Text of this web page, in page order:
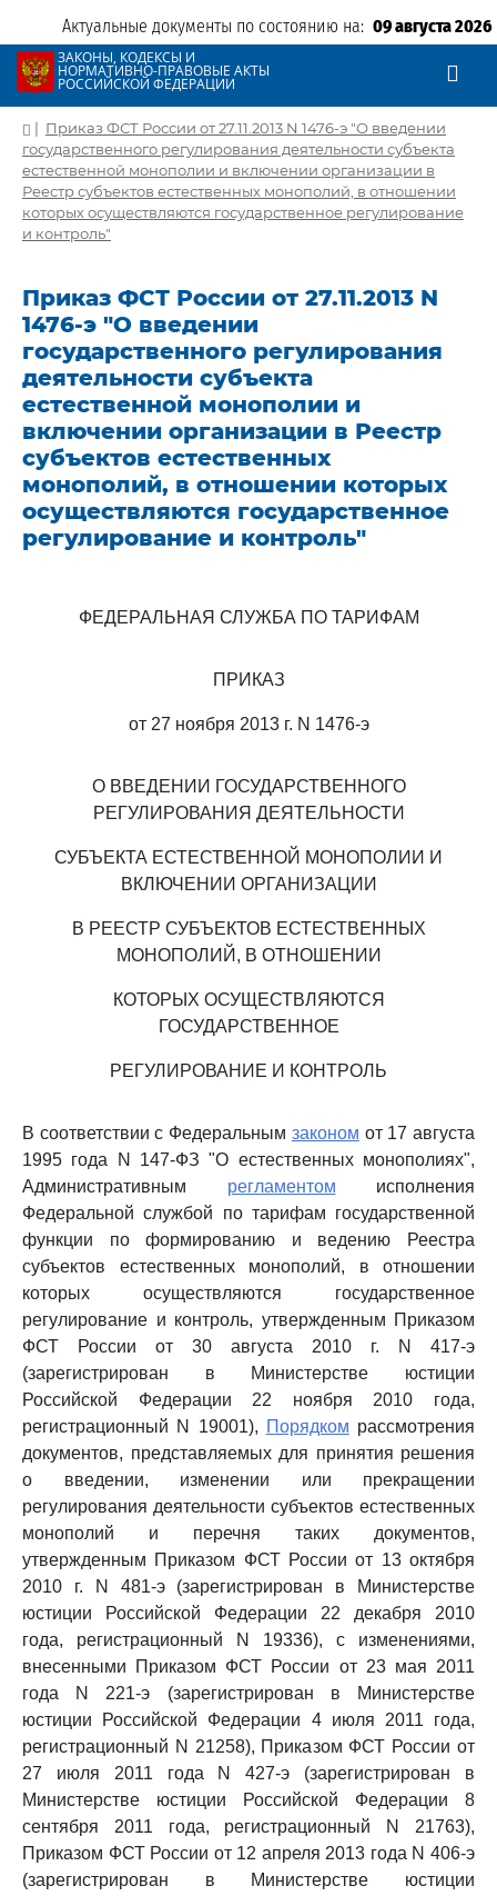
Актуальные документы по состоянию на: 09 августа 2026
ЗАКОНЫ, КОДЕКСЫ И
НОРМАТИВНО-ПРАВОВЫЕ АКТЫ
РОССИЙСКОЙ ФЕДЕРАЦИИ
| Приказ ФСТ России от 27.11.2013 N 1476-э "О введении
государственного регулирования деятельности субъекта
естественной монополии и включении организации в
Реестр субъектов естественных монополий, в отношении
которых осуществляются государственное регулирование
и контроль"
Приказ ФСТ России от 27.11.2013 N
1476-э "О введении
государственного регулирования
деятельности субъекта
естественной монополии и
включении организации в Реестр
субъектов естественных
монополий, в отношении которых
осуществляются государственное
регулирование и контроль"
ФЕДЕРАЛЬНАЯ СЛУЖБА ПО ТАРИФАМ
ПРИКАЗ
от 27 ноября 2013 г. N 1476-э
О ВВЕДЕНИИ ГОСУДАРСТВЕННОГО
РЕГУЛИРОВАНИЯ ДЕЯТЕЛЬНОСТИ
СУБЪЕКТА ЕСТЕСТВЕННОЙ МОНОПОЛИИ И
ВКЛЮЧЕНИИ ОРГАНИЗАЦИИ
В РЕЕСТР СУБЪЕКТОВ ЕСТЕСТВЕННЫХ
МОНОПОЛИЙ, В ОТНОШЕНИИ
КОТОРЫХ ОСУЩЕСТВЛЯЮТСЯ
ГОСУДАРСТВЕННОЕ
РЕГУЛИРОВАНИЕ И КОНТРОЛЬ
В соответствии с Федеральным законом от 17 августа
1995 года N 147-ФЗ "О естественных монополиях",
Административным регламентом исполнения
Федеральной службой по тарифам государственной
функции по формированию и ведению Реестра
субъектов естественных монополий, в отношении
которых осуществляются государственное
регулирование и контроль, утвержденным Приказом
ФСТ России от 30 августа 2010 г. N 417-э
(зарегистрирован в Министерстве юстиции
Российской Федерации 22 ноября 2010 года,
регистрационный N 19001), Порядком рассмотрения
документов, представляемых для принятия решения
о введении, изменении или прекращении
регулирования деятельности субъектов естественных
монополий и перечня таких документов,
утвержденным Приказом ФСТ России от 13 октября
2010 г. N 481-э (зарегистрирован в Министерстве
юстиции Российской Федерации 22 декабря 2010
года, регистрационный N 19336), с изменениями,
внесенными Приказом ФСТ России от 23 мая 2011
года N 221-э (зарегистрирован в Министерстве
юстиции Российской Федерации 4 июля 2011 года,
регистрационный N 21258), Приказом ФСТ России от
27 июля 2011 года N 427-э (зарегистрирован в
Министерстве юстиции Российской Федерации 8
сентября 2011 года, регистрационный N 21763),
Приказом ФСТ России от 12 апреля 2013 года N 406-э
(зарегистрирован в Министерстве юстиции